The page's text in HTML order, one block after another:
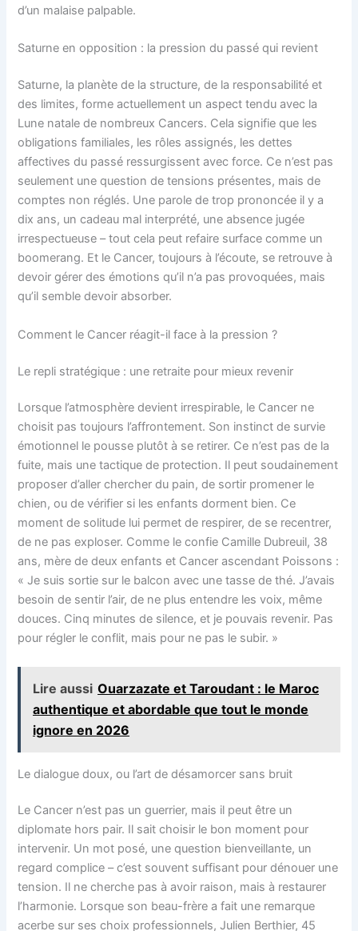
d’un malaise palpable.
Saturne en opposition : la pression du passé qui revient
Saturne, la planète de la structure, de la responsabilité et
des limites, forme actuellement un aspect tendu avec la
Lune natale de nombreux Cancers. Cela signifie que les
obligations familiales, les rôles assignés, les dettes
affectives du passé ressurgissent avec force. Ce n’est pas
seulement une question de tensions présentes, mais de
comptes non réglés. Une parole de trop prononcée il y a
dix ans, un cadeau mal interprété, une absence jugée
irrespectueuse – tout cela peut refaire surface comme un
boomerang. Et le Cancer, toujours à l’écoute, se retrouve à
devoir gérer des émotions qu’il n’a pas provoquées, mais
qu’il semble devoir absorber.
Comment le Cancer réagit-il face à la pression ?
Le repli stratégique : une retraite pour mieux revenir
Lorsque l’atmosphère devient irrespirable, le Cancer ne
choisit pas toujours l’affrontement. Son instinct de survie
émotionnel le pousse plutôt à se retirer. Ce n’est pas de la
fuite, mais une tactique de protection. Il peut soudainement
proposer d’aller chercher du pain, de sortir promener le
chien, ou de vérifier si les enfants dorment bien. Ce
moment de solitude lui permet de respirer, de se recentrer,
de ne pas exploser. Comme le confie Camille Dubreuil, 38
ans, mère de deux enfants et Cancer ascendant Poissons :
« Je suis sortie sur le balcon avec une tasse de thé. J’avais
besoin de sentir l’air, de ne plus entendre les voix, même
douces. Cinq minutes de silence, et je pouvais revenir. Pas
pour régler le conflit, mais pour ne pas le subir. »
Lire aussi Ouarzazate et Taroudant : le Maroc
authentique et abordable que tout le monde
ignore en 2026
Le dialogue doux, ou l’art de désamorcer sans bruit
Le Cancer n’est pas un guerrier, mais il peut être un
diplomate hors pair. Il sait choisir le bon moment pour
intervenir. Un mot posé, une question bienveillante, un
regard complice – c’est souvent suffisant pour dénouer une
tension. Il ne cherche pas à avoir raison, mais à restaurer
l’harmonie. Lorsque son beau-frère a fait une remarque
acerbe sur ses choix professionnels, Julien Berthier, 45